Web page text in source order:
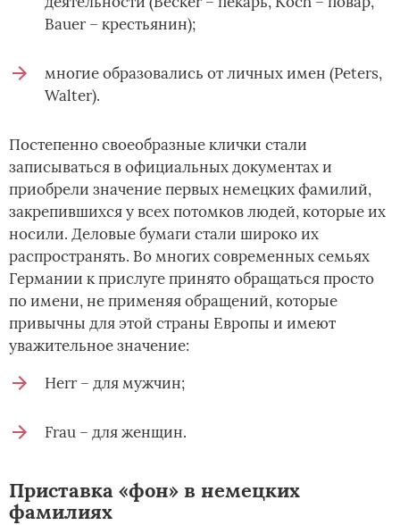
Bauer – крестьянин);
многие образовались от личных имен (Peters,
Walter).
Постепенно своеобразные клички стали
записываться в официальных документах и
приобрели значение первых немецких фамилий,
закрепившихся у всех потомков людей, которые их
носили. Деловые бумаги стали широко их
распространять. Во многих современных семьях
Германии к прислуге принято обращаться просто
по имени, не применяя обращений, которые
привычны для этой страны Европы и имеют
уважительное значение:
Herr – для мужчин;
Frau – для женщин.
Приставка «фон» в немецких
фамилиях